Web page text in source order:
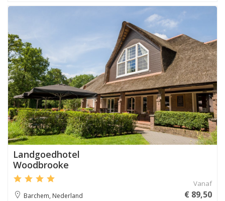
Aanbevolen
Landgoedhotel
Woodbrooke
Barchem, Nederland
Vanaf
€ 89,50